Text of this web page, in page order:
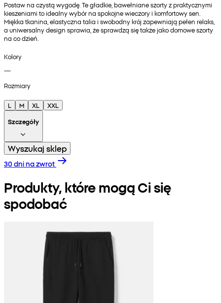
Postaw na czystą wygodę. Te gładkie, bawełniane szorty z praktycznymi
kieszeniami to idealny wybór na spokojne wieczory i komfortowy sen.
Miękka tkanina, elastyczna talia i swobodny krój zapewniają pełen relaks,
a uniwersalny design sprawia, że sprawdzą się także jako domowe szorty
na co dzień.
Kolory
Rozmiary
L M XL
XXL
Szczegóły
Wyszukaj sklep
30 dni na zwrot
Produkty, które mogą Ci się
spodobać